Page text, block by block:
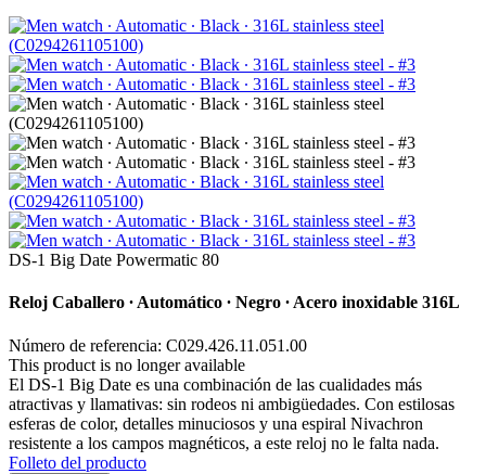
DS-1 Big Date Powermatic 80
Reloj Caballero ∙ Automático ∙ Negro ∙ Acero inoxidable 316L
Número de referencia: C029.426.11.051.00
This product is no longer available
El DS-1 Big Date es una combinación de las cualidades más
atractivas y llamativas: sin rodeos ni ambigüedades. Con estilosas
esferas de color, detalles minuciosos y una espiral Nivachron
resistente a los campos magnéticos, a este reloj no le falta nada.
Folleto del producto